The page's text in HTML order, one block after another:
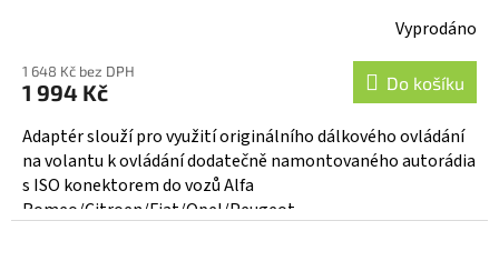
Vyprodáno
1 648 Kč bez DPH
1 994 Kč Do košíku
Adaptér slouží pro využití originálního dálkového ovládání
na volantu k ovládání dodatečně namontovaného autorádia
s ISO konektorem do vozů Alfa
Romeo/Citroen/Fiat/Opel/Peugeot...